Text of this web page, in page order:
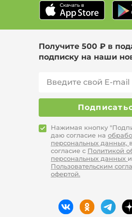
Получите 500 ₽ в
подписку на наши
Нажимая кнопку
даю согласие на
персональных данных,
согласие с Политикой
персональных данных и
Пользовательским
офертой.